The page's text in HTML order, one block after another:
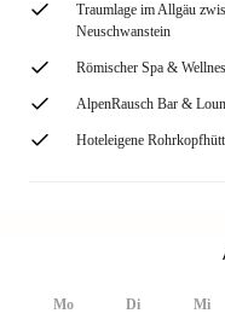
Traumlage im Allgäu
Neuschwanstein
Römischer Spa &
AlpenRausch Bar &
Hoteleigene
Mo Di Mi